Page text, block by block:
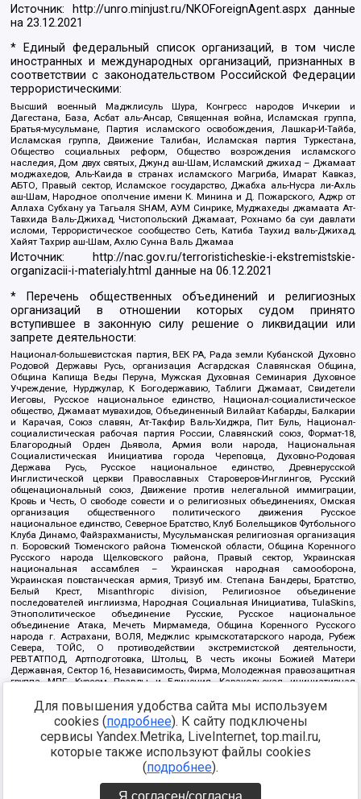
Источник: http://unro.minjust.ru/NKOForeignAgent.aspxданные
на23.12.2021
* Единый федеральный список организаций, в том числе
иностранных и международных организаций, признанных в
соответствии с законодательством Российской Федерации
террористическими:
Высший военный Маджлисуль Шура, Конгресс народов Ичкерии и
Дагестана, База, Асбат аль-Ансар, Священная война, Исламская группа,
Братья-мусульмане, Партия исламского освобождения, Лашкар-И-Тайба,
Исламская группа, Движение Талибан, Исламская партия Туркестана,
Общество социальных реформ, Общество возрождения исламского
наследия, Дом двух святых, Джунд аш-Шам, Исламский джихад – Джамаат
моджахедов, Аль-Каида в странах исламского Магриба, Имарат Кавказ,
АБТО, Правый сектор, Исламское государство, Джабха аль-Нусра ли-Ахль
аш-Шам, Народное ополчение имени К. Минина и Д. Пожарского, Аджр от
Аллаха Субхану уа Тагьаля SHAM, АУМ Синрике, Муджахеды джамаата Ат-
Тавхида Валь-Джихад, Чистопольский Джамаат, Рохнамо ба суи давлати
исломи, Террористическое сообщество Сеть, Катиба Таухид валь-Джихад,
Хайят Тахрир аш-Шам, Ахлю Сунна Валь Джамаа
Источник:
http://nac.gov.ru/terroristicheskie-i-ekstremistskie-
organizacii-i-materialy.html данные на06.12.2021
* Перечень общественных объединений и религиозных
организаций в отношении которых судом принято
вступившее в законную силу решение о ликвидации или
запрете деятельности:
Национал-большевистская партия, ВЕК РА, Рада земли Кубанской Духовно
Родовой Державы Русь, организация Асгардская Славянская Община,
Община Капища Веды Перуна, Мужская Духовная Семинария Духовное
Учреждение, Нурджулар, К Богодержавию, Таблиги Джамаат, Свидетели
Иеговы, Русское национальное единство, Национал-социалистическое
общество, Джамаат мувахидов, Объединенный Вилайат Кабарды, Балкарии
и Карачая, Союз славян, Ат-Такфир Валь-Хиджра, Пит Буль, Национал-
социалистическая рабочая партия России, Славянский союз, Формат-18,
Благородный Орден Дьявола, Армия воли народа, Национальная
Социалистическая Инициатива города Череповца, Духовно-Родовая
Держава Русь, Русское национальное единство, Древнерусской
Инглистической церкви Православных Староверов-Инглингов, Русский
общенациональный союз, Движение против нелегальной иммиграции,
Кровь и Честь, О свободе совести и о религиозных объединениях, Омская
организация общественного политического движения Русское
национальное единство, Северное Братство, Клуб Болельщиков Футбольного
Клуба Динамо, Файзрахманисты, Мусульманская религиозная организация
п. Боровский Тюменского района Тюменской области, Община Коренного
Русского народа Щелковского района, Правый сектор, Украинская
национальная ассамблея – Украинская народная самооборона,
Украинская повстанческая армия, Тризуб им. Степана Бандеры, Братство,
Белый Крест, Misanthropic division, Религиозное объединение
последователей инглиизма, Народная Социальная Инициатива, TulaSkins,
Этнополитическое объединение Русские, Русское национальное
объединение Атака, Мечеть Мирмамеда, Община Коренного Русского
народа г. Астрахани, ВОЛЯ, Меджлис крымскотатарского народа, Рубеж
Севера, ТОЙС, О противодействии экстремистской деятельности,
РЕВТАТПОД, Артподготовка, Штольц, В честь иконы Божией Матери
Державная, Сектор 16, Независимость, Фирма, Молодежная правозащитная
группа МПГ, Курсом Правды и Единения, Каракольская инициативная
Благотворительный пансионат Ак Умут, Русская республика Русь,
Арестантское уголовное единство, Башкорт, Нация и свобода, W.H.С., Фалунь
Дафа, Иртыш Ultras, Русский Патриотический клуб-Новокузнецк/РПК,
Сибирский державный союз, Фонд борьбы с коррупцией, Фонд защиты прав
граждан, Штабы Навального, Совет граждан СССР Прикубанского округа г.
https://minjust.gov.ru/ru/documents/7822/
Для повышения удобства сайта мы используем
cookies (подробнее). К сайту подключены
сервисы Yandex.Metrika, LiveInternet, top.mail.ru,
которые также используют файлы cookies
(подробнее).
Я согласен/согласна